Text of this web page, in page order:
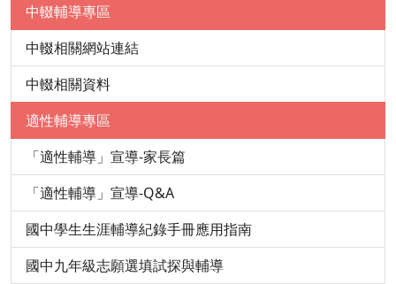
中輟輔導專區
中輟相關網站連結
中輟相關資料
適性輔導專區
「適性輔導」宣導-家長篇
「適性輔導」宣導-Q&A
國中學生生涯輔導紀錄手冊應用指南
國中九年級志願選填試探與輔導